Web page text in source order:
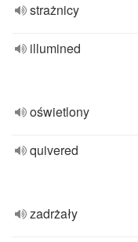
strażnicy
illumined
oświetlony
quivered
zadrżały